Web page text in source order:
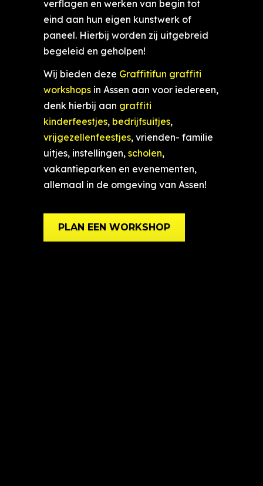
verflagen en werken van begin tot
eind aan hun eigen kunstwerk of
paneel. Hierbij worden zij uitgebreid
begeleid en geholpen!
Wij bieden deze Graffitifun graffiti
workshops in Assen aan voor iedereen,
denk hierbij aan graffiti
kinderfeestjes, bedrijfsuitjes,
vrijgezellenfeestjes, vrienden- familie
uitjes, instellingen, scholen,
vakantieparken en evenementen,
allemaal in de omgeving van Assen!
PLAN EEN WORKSHOP